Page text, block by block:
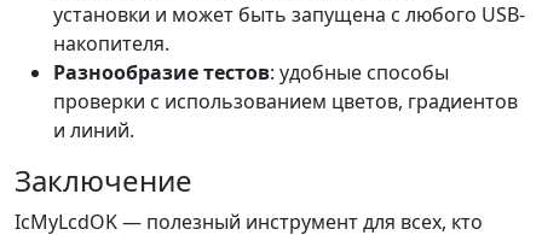
установки и может быть запущена с любого USB-
накопителя.
Разнообразие тестов: удобные способы
проверки с использованием цветов, градиентов
и линий.
Заключение
IcMyLcdOK — полезный инструмент для всех, кто